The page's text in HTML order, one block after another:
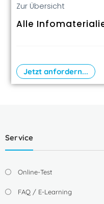
Zur Übersicht
Alle
Jetzt anfordern...
Service
Online-Test
FAQ / E-Learning